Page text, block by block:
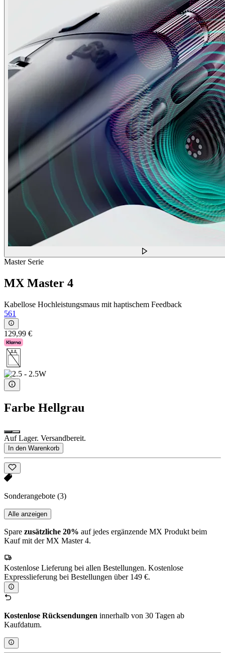
Master Serie
MX Master 4
Kabellose Hochleistungsmaus mit haptischem Feedback
561
129,99 €
Farbe Hellgrau
Auf Lager. Versandbereit.
In den Warenkorb
Sonderangebote (3)
Alle anzeigen
Spare zusätzliche 20% auf jedes ergänzende MX Produkt beim
Kauf mit der MX Master 4.
Kostenlose Lieferung bei allen Bestellungen. Kostenlose
Expresslieferung bei Bestellungen über 149 €.
Kostenlose Rücksendungen innerhalb von 30 Tagen ab
Kaufdatum.